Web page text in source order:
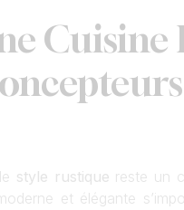
style rustique reste un
et élégante